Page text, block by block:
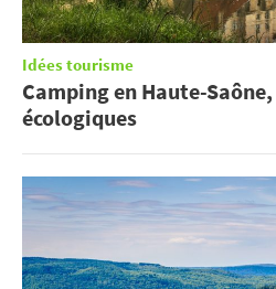
Idées tourisme
Camping en Haute-
écologiques